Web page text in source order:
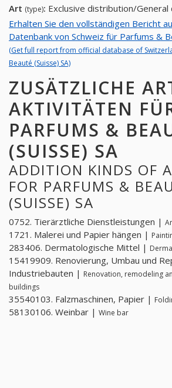
Art (type): Exclusive distribution/
Erhalten Sie den vollständigen Bericht
Datenbank von Schweiz für Parfums &
(Get full report from official database of
Beauté (Suisse) SA)
ZUSÄTZLICHE
AKTIVITÄTEN
PARFUMS &
(SUISSE) SA
ADDITION KINDS OF
FOR PARFUMS &
(SUISSE) SA
0752. Tierärztliche Dienstleistungen |
1721. Malerei und Papier hängen |
283406. Dermatologische Mittel |
15419909. Renovierung, Umbau und
Industriebauten | Renovation, remodeling
buildings
35540103. Falzmaschinen, Papier |
58130106. Weinbar | Wine bar